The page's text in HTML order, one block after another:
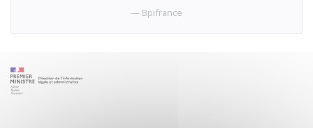
Bpifrance